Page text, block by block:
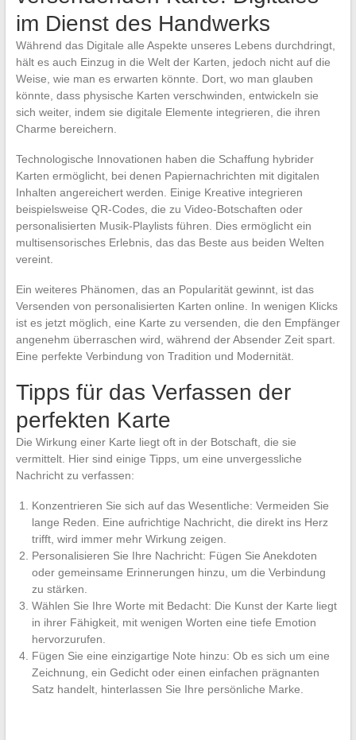
im Dienst des Handwerks
Während das Digitale alle Aspekte unseres Lebens durchdringt,
hält es auch Einzug in die Welt der Karten, jedoch nicht auf die
Weise, wie man es erwarten könnte. Dort, wo man glauben
könnte, dass physische Karten verschwinden, entwickeln sie
sich weiter, indem sie digitale Elemente integrieren, die ihren
Charme bereichern.
Technologische Innovationen haben die Schaffung hybrider
Karten ermöglicht, bei denen Papiernachrichten mit digitalen
Inhalten angereichert werden. Einige Kreative integrieren
beispielsweise QR-Codes, die zu Video-Botschaften oder
personalisierten Musik-Playlists führen. Dies ermöglicht ein
multisensorisches Erlebnis, das das Beste aus beiden Welten
vereint.
Ein weiteres Phänomen, das an Popularität gewinnt, ist das
Versenden von personalisierten Karten online. In wenigen Klicks
ist es jetzt möglich, eine Karte zu versenden, die den Empfänger
angenehm überraschen wird, während der Absender Zeit spart.
Eine perfekte Verbindung von Tradition und Modernität.
Tipps für das Verfassen der
perfekten Karte
Die Wirkung einer Karte liegt oft in der Botschaft, die sie
vermittelt. Hier sind einige Tipps, um eine unvergessliche
Nachricht zu verfassen:
Konzentrieren Sie sich auf das Wesentliche: Vermeiden Sie
lange Reden. Eine aufrichtige Nachricht, die direkt ins Herz
trifft, wird immer mehr Wirkung zeigen.
Personalisieren Sie Ihre Nachricht: Fügen Sie Anekdoten
oder gemeinsame Erinnerungen hinzu, um die Verbindung
zu stärken.
Wählen Sie Ihre Worte mit Bedacht: Die Kunst der Karte liegt
in ihrer Fähigkeit, mit wenigen Worten eine tiefe Emotion
hervorzurufen.
Fügen Sie eine einzigartige Note hinzu: Ob es sich um eine
Zeichnung, ein Gedicht oder einen einfachen prägnanten
Satz handelt, hinterlassen Sie Ihre persönliche Marke.